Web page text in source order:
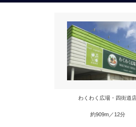
わくわく広場・四街道
約909m／12分